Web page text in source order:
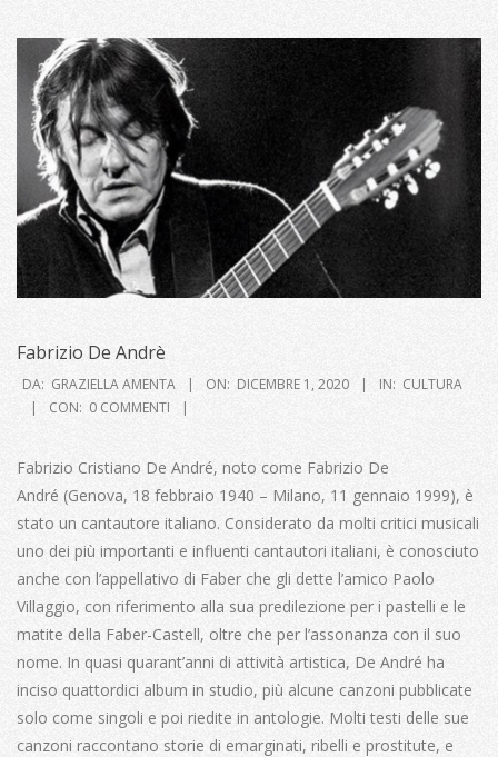
Fabrizio De Andrè
2020-
12-
DA: GRAZIELLA AMENTA ON: DICEMBRE 1, 2020 IN: CULTURA
CON: 0 COMMENTI
Fabrizio Cristiano De André, noto come Fabrizio De
André (Genova, 18 febbraio 1940 – Milano, 11 gennaio 1999), è
stato un cantautore italiano. Considerato da molti critici musicali
uno dei più importanti e influenti cantautori italiani, è conosciuto
anche con l’appellativo di Faber che gli dette l’amico Paolo
Villaggio, con riferimento alla sua predilezione per i pastelli e le
matite della Faber-Castell, oltre che per l’assonanza con il suo
nome. In quasi quarant’anni di attività artistica, De André ha
inciso quattordici album in studio, più alcune canzoni pubblicate
solo come singoli e poi riedite in antologie. Molti testi delle sue
canzoni raccontano storie di emarginati, ribelli e prostitute, e